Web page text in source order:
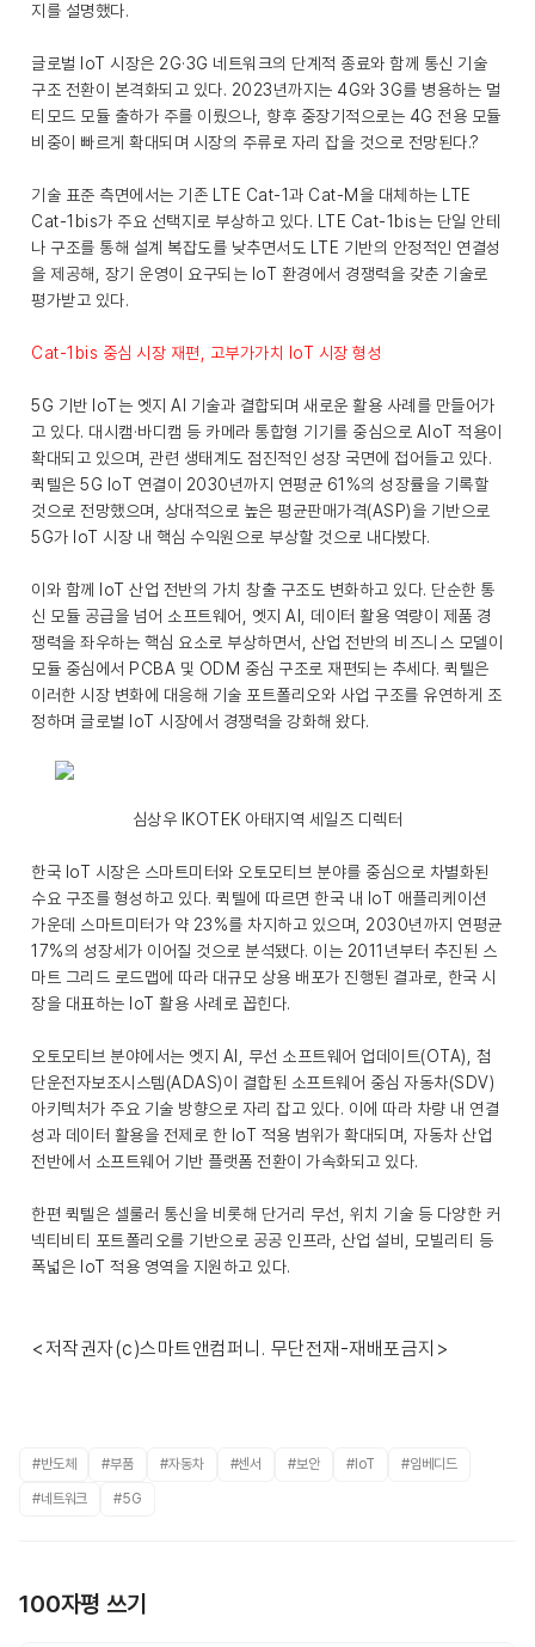
지를 설명했다.
글로벌 IoT 시장은 2G·3G 네트워크의 단계적 종료와 함께 통신 기술
구조 전환이 본격화되고 있다. 2023년까지는 4G와 3G를 병용하는 멀
티모드 모듈 출하가 주를 이뤘으나, 향후 중장기적으로는 4G 전용 모듈
비중이 빠르게 확대되며 시장의 주류로 자리 잡을 것으로 전망된다.?
기술 표준 측면에서는 기존 LTE Cat-1과 Cat-M을 대체하는 LTE
Cat-1bis가 주요 선택지로 부상하고 있다. LTE Cat-1bis는 단일 안테
나 구조를 통해 설계 복잡도를 낮추면서도 LTE 기반의 안정적인 연결성
을 제공해, 장기 운영이 요구되는 IoT 환경에서 경쟁력을 갖춘 기술로
평가받고 있다.
Cat-1bis 중심 시장 재편, 고부가가치 IoT 시장 형성
5G 기반 IoT는 엣지 AI 기술과 결합되며 새로운 활용 사례를 만들어가
고 있다. 대시캠·바디캠 등 카메라 통합형 기기를 중심으로 AIoT 적용이
확대되고 있으며, 관련 생태계도 점진적인 성장 국면에 접어들고 있다.
퀵텔은 5G IoT 연결이 2030년까지 연평균 61%의 성장률을 기록할
것으로 전망했으며, 상대적으로 높은 평균판매가격(ASP)을 기반으로
5G가 IoT 시장 내 핵심 수익원으로 부상할 것으로 내다봤다.
이와 함께 IoT 산업 전반의 가치 창출 구조도 변화하고 있다. 단순한 통
신 모듈 공급을 넘어 소프트웨어, 엣지 AI, 데이터 활용 역량이 제품 경
쟁력을 좌우하는 핵심 요소로 부상하면서, 산업 전반의 비즈니스 모델이
모듈 중심에서 PCBA 및 ODM 중심 구조로 재편되는 추세다. 퀵텔은
이러한 시장 변화에 대응해 기술 포트폴리오와 사업 구조를 유연하게 조
정하며 글로벌 IoT 시장에서 경쟁력을 강화해 왔다.
심상우 IKOTEK 아태지역 세일즈 디렉터
한국 IoT 시장은 스마트미터와 오토모티브 분야를 중심으로 차별화된
수요 구조를 형성하고 있다. 퀵텔에 따르면 한국 내 IoT 애플리케이션
가운데 스마트미터가 약 23%를 차지하고 있으며, 2030년까지 연평균
17%의 성장세가 이어질 것으로 분석됐다. 이는 2011년부터 추진된 스
마트 그리드 로드맵에 따라 대규모 상용 배포가 진행된 결과로, 한국 시
장을 대표하는 IoT 활용 사례로 꼽힌다.
오토모티브 분야에서는 엣지 AI, 무선 소프트웨어 업데이트(OTA), 첨
단운전자보조시스템(ADAS)이 결합된 소프트웨어 중심 자동차(SDV)
아키텍처가 주요 기술 방향으로 자리 잡고 있다. 이에 따라 차량 내 연결
성과 데이터 활용을 전제로 한 IoT 적용 범위가 확대되며, 자동차 산업
전반에서 소프트웨어 기반 플랫폼 전환이 가속화되고 있다.
한편 퀵텔은 셀룰러 통신을 비롯해 단거리 무선, 위치 기술 등 다양한 커
넥티비티 포트폴리오를 기반으로 공공 인프라, 산업 설비, 모빌리티 등
폭넓은 IoT 적용 영역을 지원하고 있다.
<저작권자(c)스마트앤컴퍼니. 무단전재-재배포금지>
#반도체 #부품 #자동차 #센서 #보안 #IoT #임베디드
#네트워크 #5G
100자평 쓰기